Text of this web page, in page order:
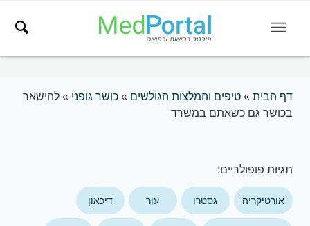
דף הבית» טיפים והמלצות הגולשים » כושר גופני » להישאר
בכושר גם כשאתם במשרד
תגיות פופולריים:
אורטיקריה גסטרו עור דיכאון